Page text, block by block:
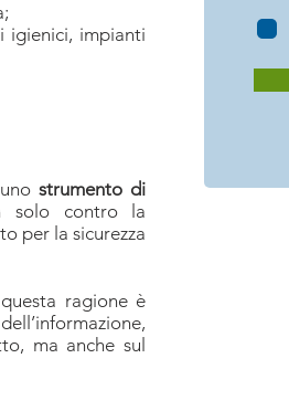
igienici, impianti
strumento di
solo contro la
per la sicurezza
ragione è
ma anche sul